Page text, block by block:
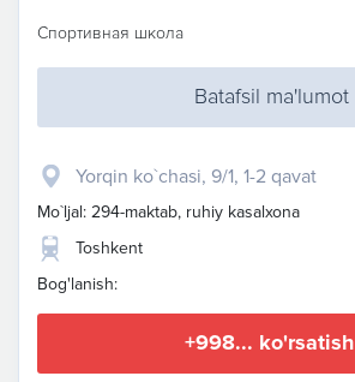
Спортивная школа
Batafsil ma'lumot
​Yorqin ko`chasi, 9/1​, 1-2 qavat
Mo`ljal: 294-maktab, ruhiy kasalxona
Toshkent
Bog'lanish:
+998... ko'rsatish